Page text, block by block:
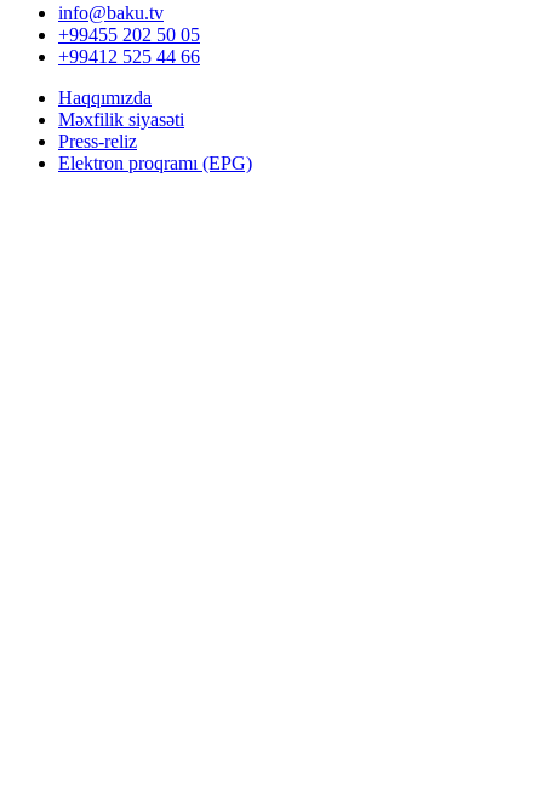
info@baku.tv
+99455 202 50 05
+99412 525 44 66
Haqqımızda
Məxfilik siyasəti
Press-reliz
Elektron proqramı (EPG)